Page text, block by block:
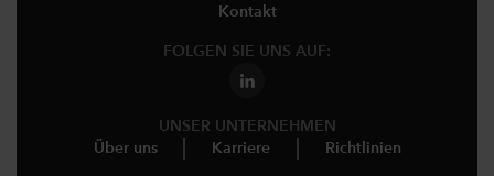
Kontakt
FOLGEN SIE UNS AUF:
UNSER UNTERNEHMEN
Über uns
Karriere Richtlinien